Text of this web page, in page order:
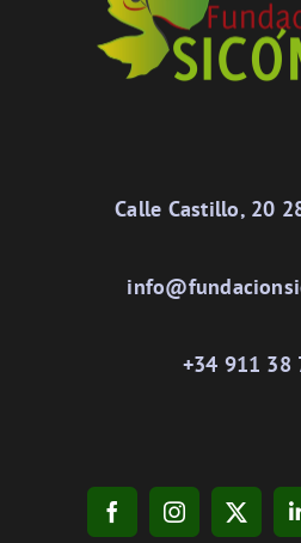
Calle Castillo, 20
+34 911 38